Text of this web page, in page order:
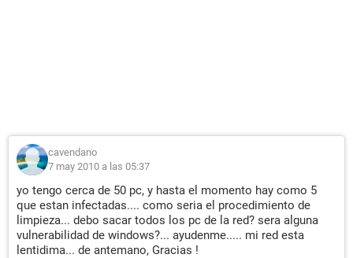
cavendano
7 may 2010 a las 05:37
yo tengo cerca de 50 pc, y hasta el momento hay como 5
que estan infectadas.... como seria el procedimiento de
limpieza... debo sacar todos los pc de la red? sera alguna
vulnerabilidad de windows?... ayudenme..... mi red esta
lentidima... de antemano, Gracias !